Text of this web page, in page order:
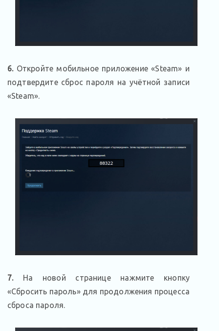
6.Откройте мобильное приложение «Steam» и
подтвердите сброс пароля на учётной записи
«Steam».
7. На новой странице нажмите кнопку
«Сбросить пароль» для продолжения процесса
сброса пароля.